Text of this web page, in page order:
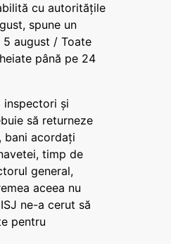
cu autoritățile
spune un
august / Toate
până pe 24
inspectori și
să returneze
bani acordați
timp de
general,
aceea nu
ne-a cerut să
pentru